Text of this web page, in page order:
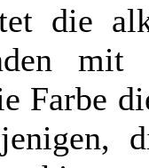
die
Farbe